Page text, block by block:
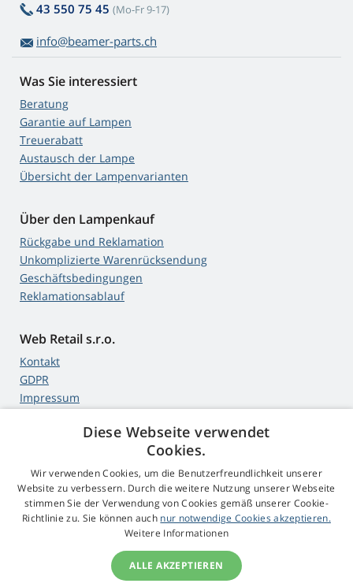
43 550 75 45 (Mo-Fr 9-17)
info@beamer-parts.ch
Was Sie interessiert
Beratung
Garantie auf Lampen
Treuerabatt
Austausch der Lampe
Übersicht der Lampenvarianten
Über den Lampenkauf
Rückgabe und Reklamation
Unkomplizierte Warenrücksendung
Geschäftsbedingungen
Reklamationsablauf
Web Retail s.r.o.
Kontakt
GDPR
Impressum
4,9Sterne
545 Bewertungen Google
© 2009 - 2026 Beamer-Parts.ch
Diese Webseite verwendet
Cookies.
Wir verwenden Cookies, um die Benutzerfreundlichkeit unserer
Website zu verbessern. Durch die weitere Nutzung unserer Webseite
stimmen Sie der Verwendung von Cookies gemäß unserer Cookie-
Richtlinie zu. Sie können auch nur notwendige Cookies akzeptieren.
Weitere Informationen
ALLE AKZEPTIEREN